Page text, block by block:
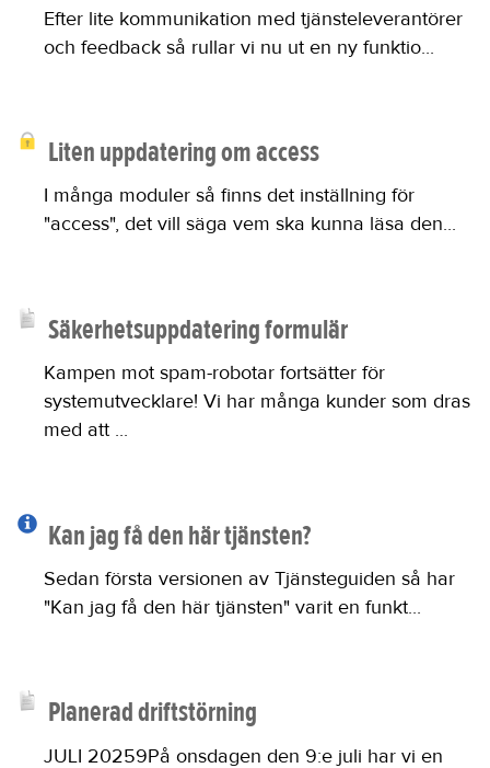
Efter lite kommunikation med tjänsteleverantörer
och feedback så rullar vi nu ut en ny funktio...
Liten uppdatering om access
I många moduler så finns det inställning för
"access", det vill säga vem ska kunna läsa den...
Säkerhetsuppdatering formulär
Kampen mot spam-robotar fortsätter för
systemutvecklare! Vi har många kunder som dras
med att ...
Kan jag få den här tjänsten?
Sedan första versionen av Tjänsteguiden så har
"Kan jag få den här tjänsten" varit en funkt...
Planerad driftstörning
JULI 20259På onsdagen den 9:e juli har vi en